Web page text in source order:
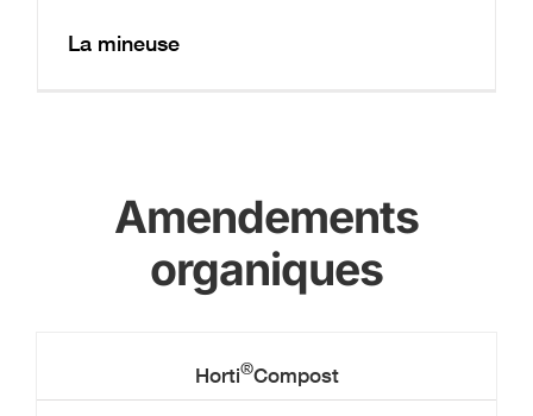
La mineuse
Amendements
organiques
Horti®Compost